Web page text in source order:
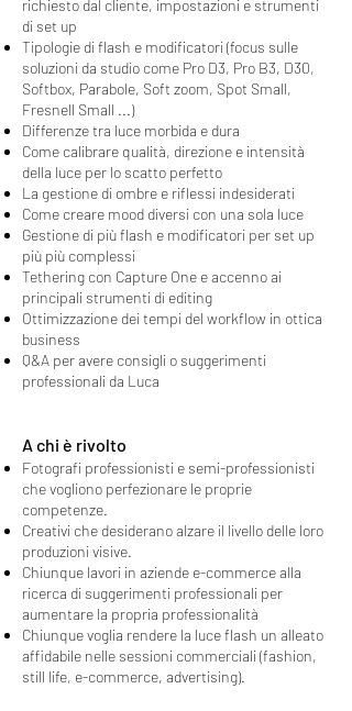
richiesto dal cliente, impostazioni e strumenti
di set up
Tipologie di flash e modificatori (focus sulle
soluzioni da studio come Pro D3, Pro B3, D30,
Softbox, Parabole, Soft zoom, Spot Small,
Fresnell Small ...)
Differenze tra luce morbida e dura
Come calibrare qualità, direzione e intensità
della luce per lo scatto perfetto
La gestione di ombre e riflessi indesiderati
Come creare mood diversi con una sola luce
Gestione di più flash e modificatori per set up
più più complessi
Tethering con Capture One e accenno ai
principali strumenti di editing
Ottimizzazione dei tempi del workflow in ottica
business
Q&A per avere consigli o suggerimenti
professionali da Luca
A chi è rivolto
Fotografi professionisti e semi-professionisti
che vogliono perfezionare le proprie
competenze.
Creativi che desiderano alzare il livello delle loro
produzioni visive.
Chiunque lavori in aziende e-commerce alla
ricerca di suggerimenti professionali per
aumentare la propria professionalità
Chiunque voglia rendere la luce flash un alleato
affidabile nelle sessioni commerciali (fashion,
still life, e-commerce, advertising).